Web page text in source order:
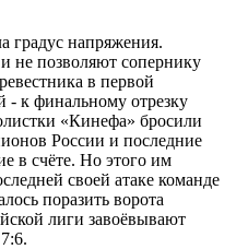
градус напряжения.
не позволяют сопернику
в первой
- к финальному отрезку
«Кинефа» бросили
России и последние
в счёте. Но этого им
своей атаке команде
поразить ворота
лиги завоёвывают